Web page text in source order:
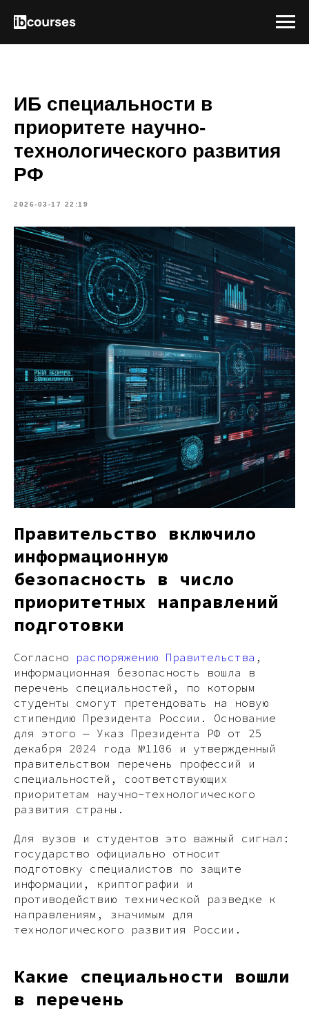
ИБ специальности в
приоритете научно-
технологического развития
РФ
2026-03-17 22:19
Правительство включило
информационную
безопасность в число
приоритетных направлений
подготовки
Согласно распоряжению Правительства ,
информационная безопасность вошла в
перечень специальностей, по которым
студенты смогут претендовать на новую
стипендию Президента России. Основание
для этого — Указ Президента РФ от 25
декабря 2024 года №1106 и утвержденный
правительством перечень профессий и
специальностей, соответствующих
приоритетам научно-технологического
развития страны.
Для вузов и студентов это важный сигнал:
государство официально относит
подготовку специалистов по защите
информации, криптографии и
противодействию технической разведке к
направлениям, значимым для
технологического развития России.
Какие специальности вошли
в перечень